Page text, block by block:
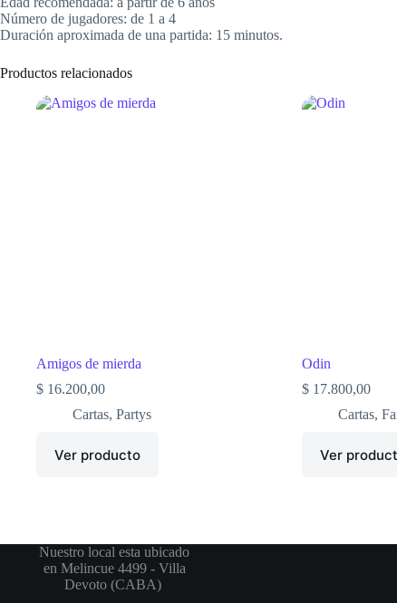
Número de jugadores: de 1 a 4
Duración aproximada de una partida: 15 minutos.
Productos relacionados
Amigos de mierda
$ 16.200,00
Cartas, Partys
Ver producto
Odin
$ 17.800,00
Cartas,
Ver
Nuestro local esta ubicado
en Melincue 4499 - Villa
Devoto (CABA)